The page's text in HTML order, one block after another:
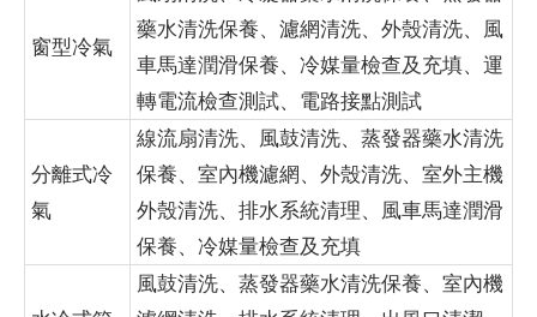
窗型冷氣
藥水清洗保養、濾網清洗、外殼清洗、風
車馬達潤滑保養、冷媒量檢查及充填、運
轉電流檢查測試、電路接點測試
分離式冷
氣
線流扇清洗、風鼓清洗、蒸發器藥水清洗
保養、室內機濾網、外殼清洗、室外主機
外殼清洗、排水系統清理、風車馬達潤滑
保養、冷媒量檢查及充填
風鼓清洗、蒸發器藥水清洗保養、室內機